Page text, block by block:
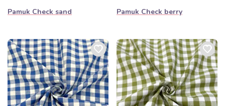
Pamuk Check sand Pamuk Check berry